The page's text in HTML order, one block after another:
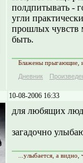
полдпитывать -
угли
прошлых чувств
быть.
Блажены прыгающие,
Дневник
10-08-2006 16:33
для любящих
загадочно
...улыбается, а